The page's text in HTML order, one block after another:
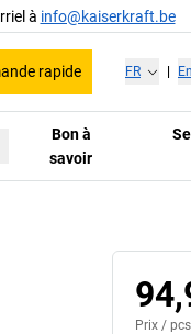
à info@kaiserkraft.be
rapide FR
Bon à
savoir
Prix / pcs